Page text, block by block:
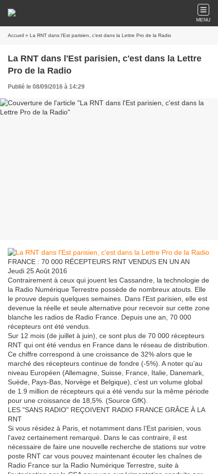
MENU
Accueil » La RNT dans l'Est parisien, c'est dans la Lettre Pro de la Radio
La RNT dans l'Est parisien, c'est dans la Lettre
Pro de la Radio
Publié le 08/09/2016 à 14:29
FRANCE : 70 000 RÉCEPTEURS RNT VENDUS EN UN AN
Jeudi 25 Août 2016
Contrairement à ceux qui jouent les Cassandre, la technologie de
la Radio Numérique Terrestre possède de nombreux atouts. Elle
le prouve depuis quelques semaines. Dans l'Est parisien, elle est
devenue la réelle et seule alternative pour recevoir sur cette zone
blanche les radios de Radio France. Depuis une an, 70 000
récepteurs ont été vendus.
Sur 12 mois (de juillet à juin), ce sont plus de 70 000 récepteurs
RNT qui ont été vendus en France dans le réseau de distribution.
Ce chiffre correspond à une croissance de 32% alors que le
marché des récepteurs continue de fondre (-5%). A noter qu’au
niveau Européen (Allemagne, Suisse, France, Italie, Danemark,
Suède, Pays-Bas, Norvège et Belgique), c'est un volume global
de 1.9 million de récepteurs qui a été vendu sur la même période
pour une croissance de 18,5%. (Source GfK).
LES "SANS RADIO" REÇOIVENT RADIO FRANCE GRÂCE À LA
RNT
Si vous résidez à Paris, et notamment dans l’Est parisien, vous
l'avez certainement remarqué. Dans le cas contraire, il est
nécessaire de faire une nouvelle recherche de stations sur votre
poste RNT car vous pouvez maintenant écouter les chaînes de
Radio France sur la Radio Numérique Terrestre, suite à